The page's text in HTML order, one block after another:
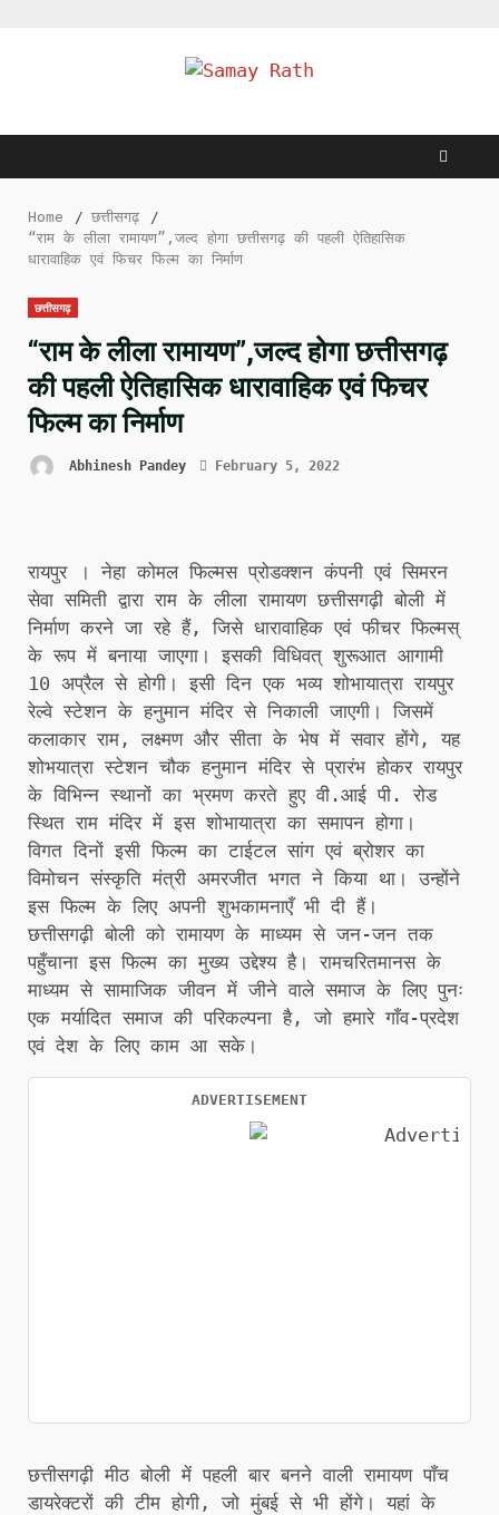
Home
छत्तीसगढ़
“राम के लीला रामायण”,जल्द होगा छत्तीसगढ़ की पहली ऐतिहासिक
धारावाहिक एवं फिचर फिल्म का निर्माण
छत्तीसगढ़
“राम के लीला रामायण”,जल्द होगा छत्तीसगढ़
की पहली ऐतिहासिक धारावाहिक एवं फिचर
फिल्म का निर्माण
Abhinesh Pandey February 5, 2022
रायपुर । नेहा कोमल फिल्मस प्रोडक्शन कंपनी एवं सिमरन
सेवा समिती द्वारा राम के लीला रामायण छत्तीसगढ़ी बोली में
निर्माण करने जा रहे हैं, जिसे धारावाहिक एवं फीचर फिल्मस्
के रूप में बनाया जाएगा। इसकी विधिवत् शुरूआत आगामी
10 अप्रैल से होगी। इसी दिन एक भव्य शोभायात्रा रायपुर
रेल्वे स्टेशन के हनुमान मंदिर से निकाली जाएगी। जिसमें
कलाकार राम, लक्ष्मण और सीता के भेष में सवार होंगे, यह
शोभयात्रा स्टेशन चौक हनुमान मंदिर से प्रारंभ होकर रायपुर
के विभिन्न स्थानों का भ्रमण करते हुए वी.आई पी. रोड
स्थित राम मंदिर में इस शोभायात्रा का समापन होगा।
विगत दिनों इसी फिल्म का टाईटल सांग एवं ब्रोशर का
विमोचन संस्कृति मंत्री अमरजीत भगत ने किया था। उन्होंने
इस फिल्म के लिए अपनी शुभकामनाएँ भी दी हैं।
छत्तीसगढ़ी बोली को रामायण के माध्यम से जन-जन तक
पहुँचाना इस फिल्म का मुख्य उद्देश्य है। रामचरितमानस के
माध्यम से सामाजिक जीवन में जीने वाले समाज के लिए पुनः
एक मर्यादित समाज की परिकल्पना है, जो हमारे गाँव-प्रदेश
एवं देश के लिए काम आ सके।
ADVERTISEMENT
छत्तीसगढ़ी मीठ बोली में पहली बार बनने वाली रामायण पाँच
डायरेक्टरों की टीम होगी, जो मुंबई से भी होंगे। यहां के